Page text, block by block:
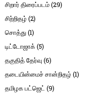
சிறார் திரைப்படம்(29)
சிற்றிதழ் (2)
சொத்து(1)
டிட்டோஜாக்(5)
தகுதித் தேர்வு (6)
தடையின்மைச் சான்றிதழ் (1)
தமிழக பட்ஜெட் (9)